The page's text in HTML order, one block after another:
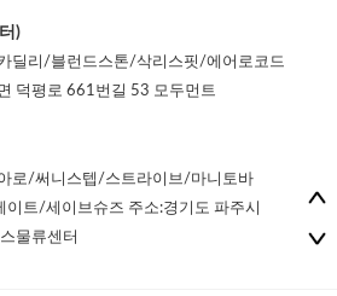
)
딜리/블런드스톤/삭리스핏/에어로코드
덕평로 661번길 53 모두먼트
로/써니스텝/스트라이브/마니토바
트/세이브슈즈 주소:경기도 파주시
물류센터